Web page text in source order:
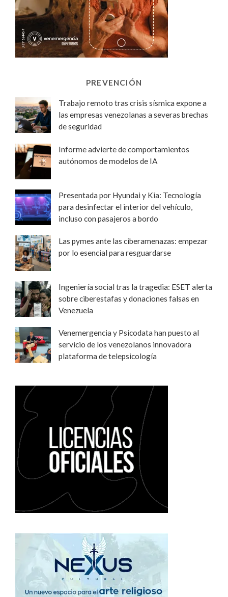
PREVENCIÓN
Trabajo remoto tras crisis sísmica expone a
las empresas venezolanas a severas brechas
de seguridad
Informe advierte de comportamientos
autónomos de modelos de IA
Presentada por Hyundai y Kia: Tecnología
para desinfectar el interior del vehículo,
incluso con pasajeros a bordo
Las pymes ante las ciberamenazas: empezar
por lo esencial para resguardarse
Ingeniería social tras la tragedia: ESET alerta
sobre ciberestafas y donaciones falsas en
Venezuela
Venemergencia y Psicodata han puesto al
servicio de los venezolanos innovadora
plataforma de telepsicología